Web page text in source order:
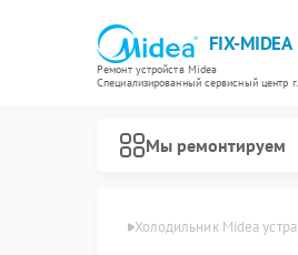
FIX-MIDEA
Ремонт устройств Midea
Специализированный cервисный центр г.
Мы ремонтируем
Холодильник Midea